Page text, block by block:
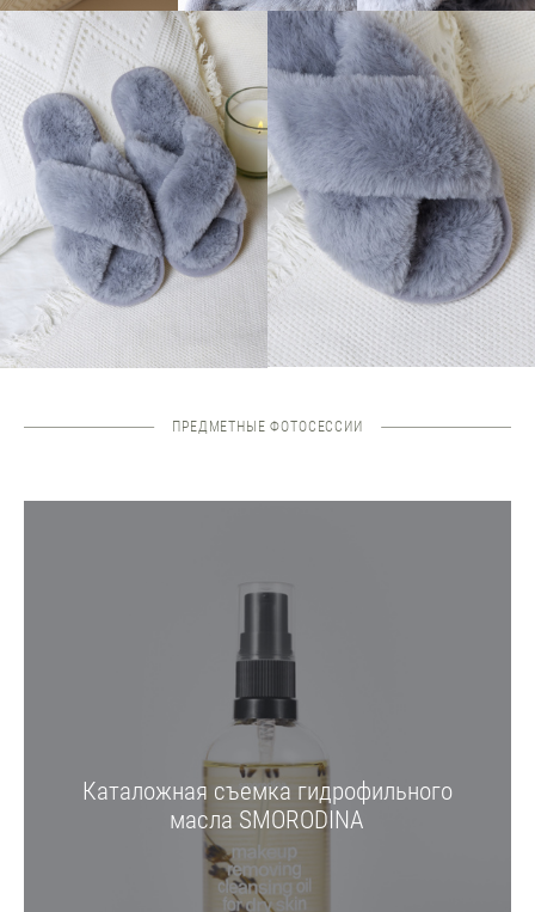
ПРЕДМЕТНЫЕ ФОТОСЕССИИ
Каталожная съемка гидрофильного
масла SMORODINA